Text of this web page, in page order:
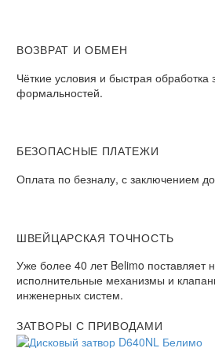
ВОЗВРАТ И ОБМЕН​
Чёткие условия и быстрая обработка
формальностей.​
БЕЗОПАСНЫЕ ПЛАТЕЖИ​
Оплата по безналу, с заключением
ШВЕЙЦАРСКАЯ ТОЧНОСТЬ
Уже более 40 лет Belimo поставляет
исполнительные механизмы и
инженерных систем.
ЗАТВОРЫ С ПРИВОДАМИ